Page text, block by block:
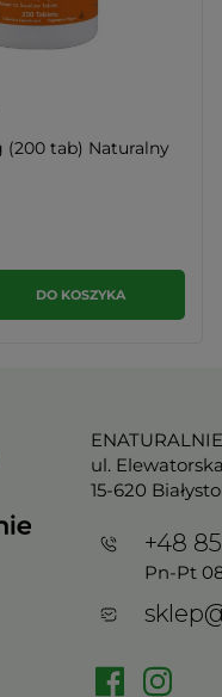
(200 tab) Naturalny
DO KOSZYKA
ENATURALNIE
ul.
15-620
+48
Pn-Pt